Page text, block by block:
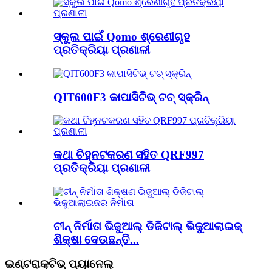
ସ୍କୁଲ ପାଇଁ Qomo ଶ୍ରେଣୀଗୃହ
ପ୍ରତିକ୍ରିୟା ପ୍ରଣାଳୀ
QIT600F3 କାପାସିଟିଭ୍ ଟଚ୍ ସ୍କ୍ରିନ୍
କଥା ଚିହ୍ନଟକରଣ ସହିତ QRF997
ପ୍ରତିକ୍ରିୟା ପ୍ରଣାଳୀ
ଚୀନ୍ ନିର୍ମାତା ଭିଜୁଆଲ୍ ଡିଜିଟାଲ୍ ଭିଜୁଆଲାଇଜ୍
ଶିକ୍ଷା ଦେଉଛନ୍ତି...
ଇଣ୍ଟରାକ୍ଟିଭ୍ ପ୍ୟାନେଲ୍